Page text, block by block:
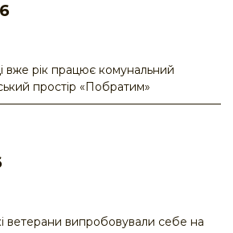
вже рік працює комунальний
простір «Побратим»
ветерани випробовували себе на